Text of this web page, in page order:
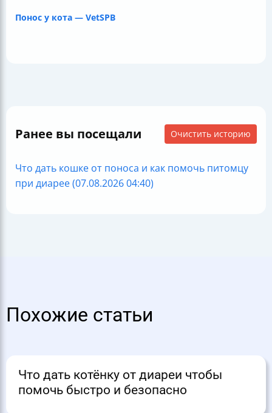
Понос у кота — VetSPB
Ранее вы посещали Очистить историю
Что дать кошке от поноса и как помочь питомцу
при диарее (07.08.2026 04:40)
Похожие статьи
Что дать котёнку от диареи чтобы
помочь быстро и безопасно